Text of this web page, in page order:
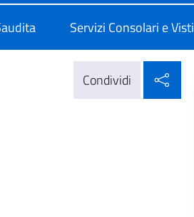
Servizi Consolari e Visti
Condividi